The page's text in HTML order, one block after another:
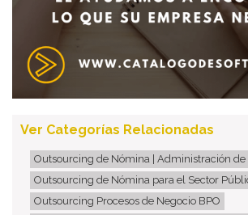
Ver Categorías Relacionadas
Outsourcing de Nómina | Administración de
Outsourcing de Nómina para el Sector
Outsourcing Procesos de Negocio BPO